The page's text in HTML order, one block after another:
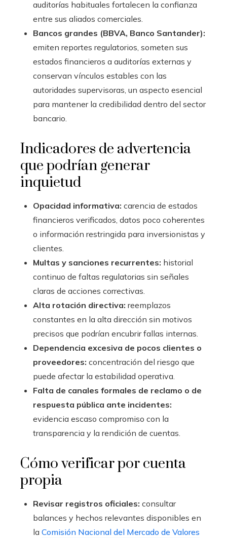
auditorías habituales fortalecen la confianza
entre sus aliados comerciales.
Bancos grandes (BBVA, Banco Santander):
emiten reportes regulatorios, someten sus
estados financieros a auditorías externas y
conservan vínculos estables con las
autoridades supervisoras, un aspecto esencial
para mantener la credibilidad dentro del sector
bancario.
Indicadores de advertencia
que podrían generar
inquietud
Opacidad informativa: carencia de estados
financieros verificados, datos poco coherentes
o información restringida para inversionistas y
clientes.
Multas y sanciones recurrentes: historial
continuo de faltas regulatorias sin señales
claras de acciones correctivas.
Alta rotación directiva: reemplazos
constantes en la alta dirección sin motivos
precisos que podrían encubrir fallas internas.
Dependencia excesiva de pocos clientes o
proveedores: concentración del riesgo que
puede afectar la estabilidad operativa.
Falta de canales formales de reclamo o de
respuesta pública ante incidentes:
evidencia escaso compromiso con la
transparencia y la rendición de cuentas.
Cómo verificar por cuenta
propia
Revisar registros oficiales: consultar
balances y hechos relevantes disponibles en
la Comisión Nacional del Mercado de Valores